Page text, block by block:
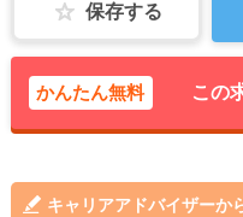
保存する
かんたん無料 この
キャリアアドバイザーか